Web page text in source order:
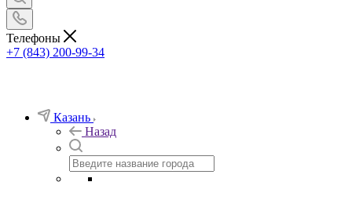
Телефоны
+7 (843) 200-99-34
Казань
Назад